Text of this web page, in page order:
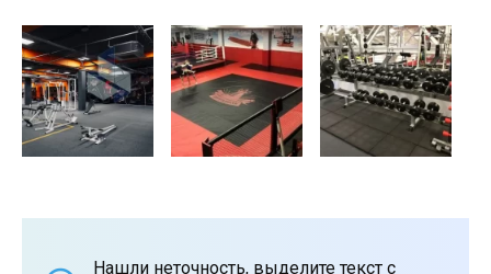
Нашли неточность, выделите текст с